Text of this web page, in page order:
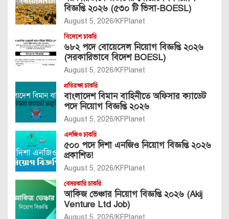
বিজ্ঞপ্তি ২০২৬ (৫৩০ টি ভিসা-BOESL)
August 5, 2026 KFPlanet
বিদেশে চাকরি
৬৮২ পদে বোয়েসেল নিয়োগ বিজ্ঞপ্তি ২০২৬
(সরকারিভাবে বিদেশ BOESL)
August 5, 2026 KFPlanet
প্রতিরক্ষা চাকরি
বাংলাদেশ বিমান বাহিনীতে অফিসার ক্যাডেট
পদে নিয়োগ বিজ্ঞপ্তি ২০২৬
August 5, 2026 KFPlanet
এনজিও চাকরি
৫০০ পদে দিশা এনজিও নিয়োগ বিজ্ঞপ্তি ২০২৬
প্রকাশিত!
August 5, 2026 KFPlanet
বেসরকারি চাকরি
আকিজ ভেঞ্চার নিয়োগ বিজ্ঞপ্তি ২০২৬ (Akij
Venture Ltd Job)
August 5, 2026 KFPlanet